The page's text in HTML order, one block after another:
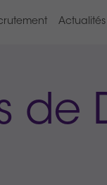
Actualités
de